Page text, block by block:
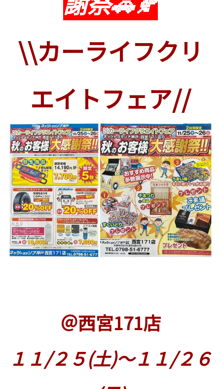
\\カーライフクリ
エイトフェア//
＠西宮171店
１１/２５(土)～１１/２６